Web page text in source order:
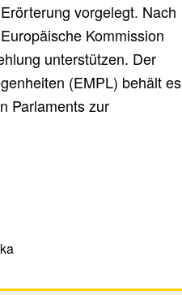
vorgelegt. Nach
Kommission
unterstützen. Der
(EMPL) behält es
Parlaments zur